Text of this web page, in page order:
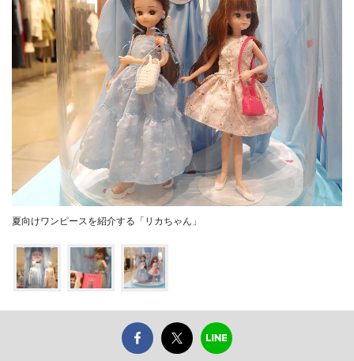
夏向けワンピースを紹介する「リカちゃん」